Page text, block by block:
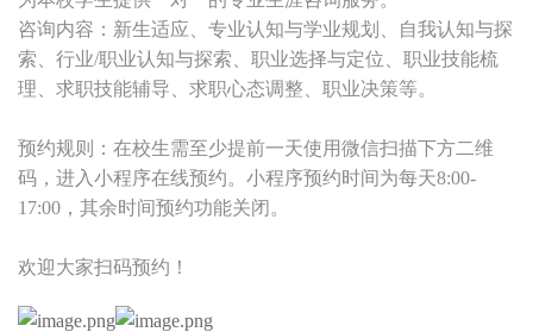
咨询内容：新生适应、专业认知与学业规划、自我认知与探
索、行业/职业认知与探索、职业选择与定位、职业技能梳
理、求职技能辅导、求职心态调整、职业决策等。
预约规则：在校生需至少提前一天使用微信扫描下方二维
码，进入小程序在线预约。小程序预约时间为每天8:00-
17:00，其余时间预约功能关闭。
欢迎大家扫码预约！